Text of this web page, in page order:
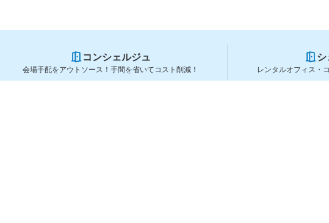
コンシェルジュ
会場手配をアウトソース！手間を省いてコスト削減！ レンタルオフィス・